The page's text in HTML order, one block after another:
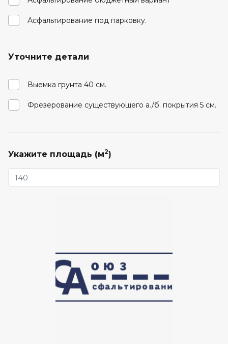
Асфальтирование под парковку.
Уточните детали
Выемка грунта 40 см.
Фрезерование существующего а./б. покрытия 5 см.
Укажите площадь (м2)